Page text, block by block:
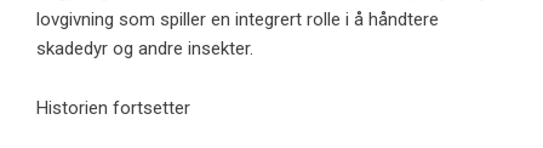
lovgivning som spiller en integrert rolle i å håndtere
skadedyr og andre insekter.
Historien fortsetter